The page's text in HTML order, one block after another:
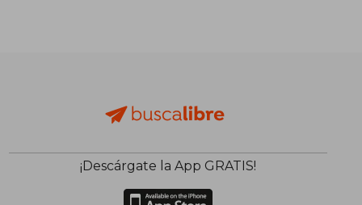
¡Descárgate la App GRATIS!